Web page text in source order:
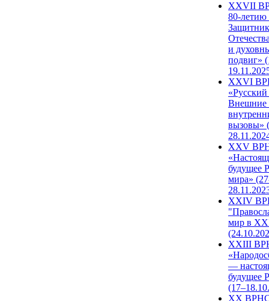
ХХVII
80-
и
подвиг»
XXVI
Внешние
вызовы»
XXV
будущее
мира»
XXIV
мир в
XXIII
—
будущее
XX ВРНС